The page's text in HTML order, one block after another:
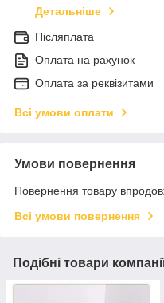
Детальніше
Післяплата
Оплата на рахунок
Оплата за реквізитами
Всі умови оплати
Умови повернення
Повернення товару
Всі умови повернення
Подібні товари